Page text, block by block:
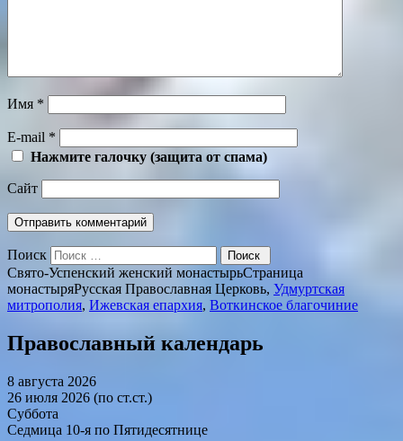
Имя *
E-mail *
Нажмите галочку (защита от спама)
Сайт
Поиск
Свято-Успенский женский монастырьСтраница
монастыряРусская Православная Церковь, Удмуртская
митрополия, Ижевская епархия, Воткинское благочиние
Православный календарь
8 августа 2026
26 июля 2026 (по ст.ст.)
Суббота
Седмица 10-я по Пятидесятнице